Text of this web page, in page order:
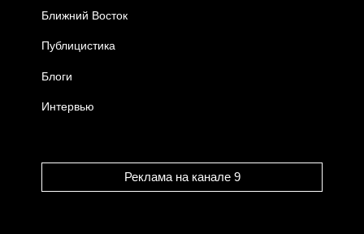
Ближний Восток
Публицистика
Блоги
Интервью
Реклама на канале 9